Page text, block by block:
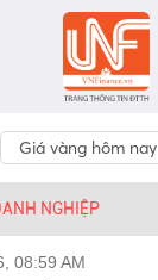
Giá vàng hôm nay
NGHIỆP
08:59 AM